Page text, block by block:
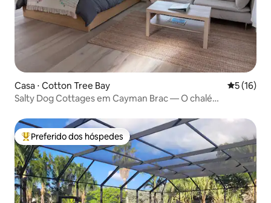
Casa ⋅ Cotton Tree Bay 5 de uma
5 (16)
Salty Dog Cottages em Cayman Brac — O chalé
Entre os melhores preferidos dos hóspedes
Preferido dos hóspedes